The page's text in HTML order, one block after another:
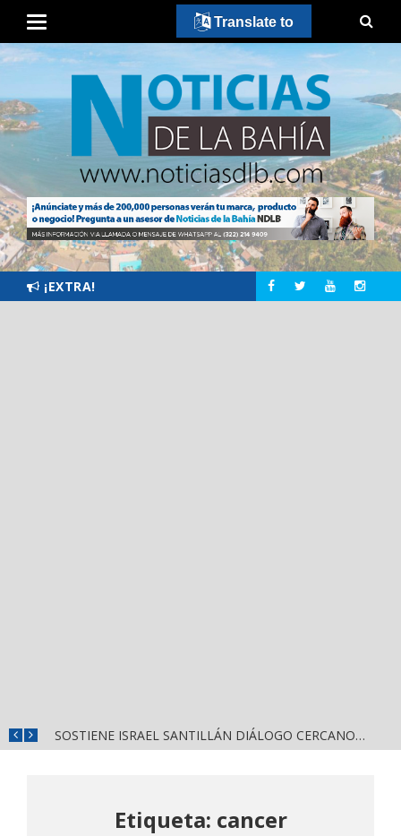
¡EXTRA!
SOSTIENE ISRAEL SANTILLÁN DIÁLOGO CERCANO CON HABITANTES DE LA CALLE 2 DE OCTUBRE
Etiqueta: cancer
Translate to